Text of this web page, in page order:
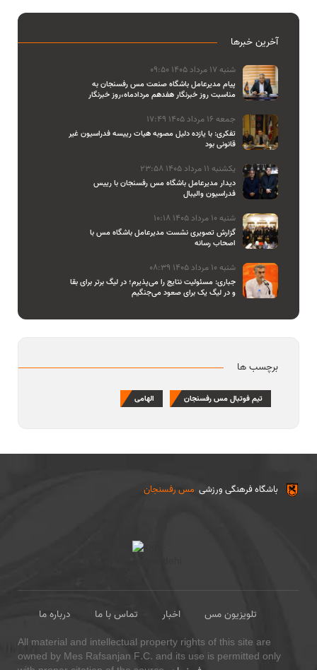
آخرین خبرها
شنبه 17 مرداد 1405 09:50
پیام مدیرعامل باشگاه صنعت مس رفسنجان به
مناسبت روز خبرنگار هفدهم مردادماه،روز خبرنگار
جمعه 16 مرداد 1405 17:49
تفکری: با یازده دلیل مصوبه هیات رییسه فدراسیون غیر
قانونی بود
یکشنبه 11 مرداد 1405 23:58
دیدار مدیرعامل باشگاه مس رفسنجان با رییس
فدراسیون والیبال
شنبه 10 مرداد 1405 10:18
گزارش تصویری نشست مدیرعامل باشگاه مس با
اصحاب رسانه
شنبه 10 مرداد 1405 08:39
جباری: مسئولیت نتایج را می‌پذیرم؛ در لیگ برتر برای بقا
و در لیگ یک برای صعود می‌جنگیم
برچسب ها
تیم فوتبال مس رفسنجان الهامی
مس رفسنجان باشگاه فرهنگی ورزشی
درباره ما تماس با ما اخبار
تلویزیون مس
All material and intellectual property rights of this site are
owned by Mes Rafsanjan F.C. and its use is permitted only